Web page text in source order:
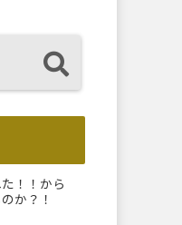
！！から
か？！